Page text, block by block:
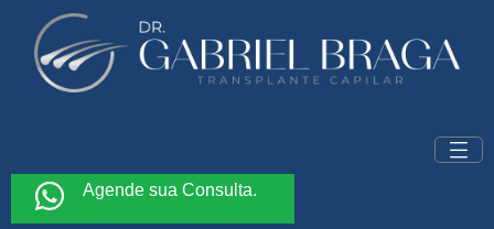
Agende sua Consulta.